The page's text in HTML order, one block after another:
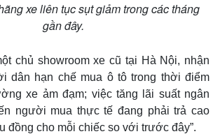
xe liên tục sụt giảm trong các tháng
gần đây.
chủ showroom xe cũ tại Hà Nội, nhận
dân hạn chế mua ô tô trong thời điểm
xe ảm đạm; việc tăng lãi suất ngân
người mua thực tế đang phải trả cao
đồng cho mỗi chiếc so với trước đây”.